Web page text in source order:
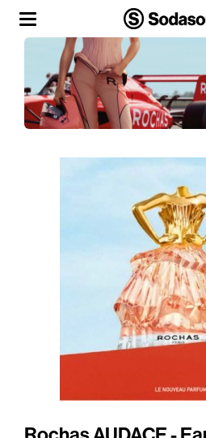
Agency
Team
Gears & Instruments
Music